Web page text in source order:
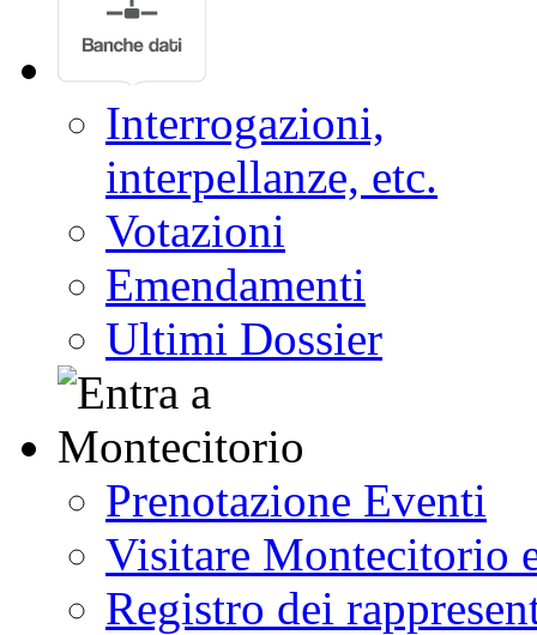
Interrogazioni,
interpellanze, etc.
Votazioni
Emendamenti
Ultimi Dossier
Prenotazione Eventi
Visitare Montecitorio
Registro dei